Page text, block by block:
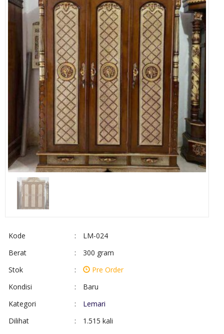
Kode :
LM-024
Berat
:
300 gram
Stok
:
Pre Order
Kondisi
:
Baru
Kategori
:
Lemari
Dilihat
:
1.515 kali